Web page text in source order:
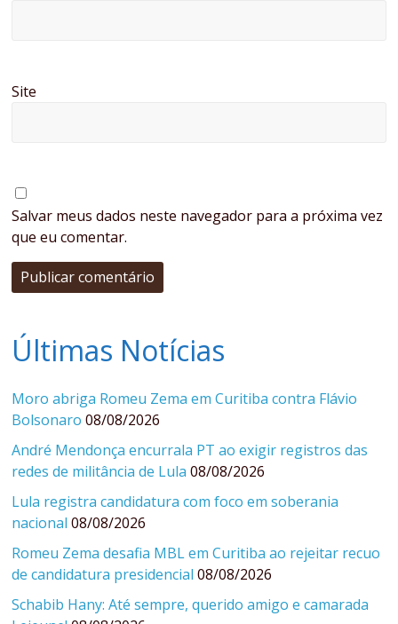
Site
Salvar meus dados neste navegador para a próxima vez
que eu comentar.
Últimas Notícias
Moro abriga Romeu Zema em Curitiba contra Flávio
Bolsonaro 08/08/2026
André Mendonça encurrala PT ao exigir registros das
redes de militância de Lula 08/08/2026
Lula registra candidatura com foco em soberania
nacional 08/08/2026
Romeu Zema desafia MBL em Curitiba ao rejeitar recuo
de candidatura presidencial 08/08/2026
Schabib Hany: Até sempre, querido amigo e camarada